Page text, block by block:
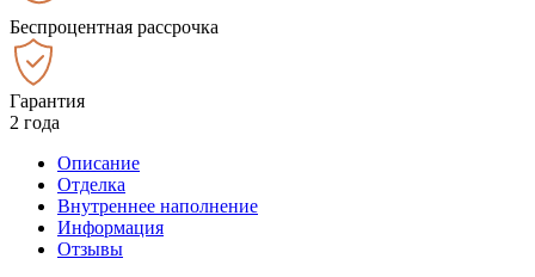
Беспроцентная рассрочка
Гарантия
2 года
Описание
Отделка
Внутреннее наполнение
Информация
Отзывы